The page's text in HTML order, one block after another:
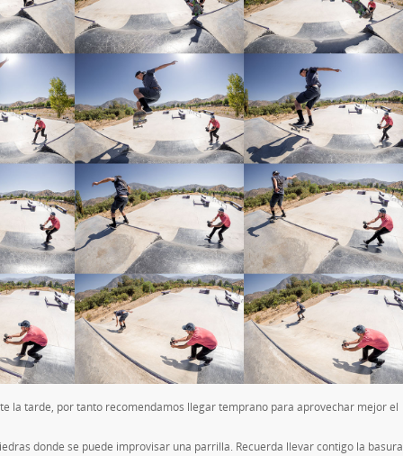
la tarde, por tanto recomendamos llegar temprano para aprovechar mejor el
donde se puede improvisar una parrilla. Recuerda llevar contigo la basura